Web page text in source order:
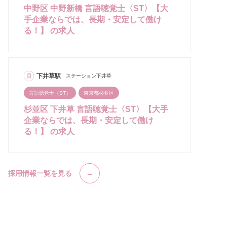
中野区 中野新橋 言語聴覚士〈ST〉【大
手企業ならでは、長期・安定して働け
る！】 の求人
下井草駅 ステーション下井草
言語聴覚士（ST） 東京都杉並区
杉並区 下井草 言語聴覚士〈ST〉【大手
企業ならでは、長期・安定して働け
る！】 の求人
採用情報一覧を見る